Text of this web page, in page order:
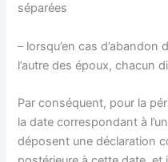
séparées
– lorsqu’en cas d’abandon
l’autre des époux, chacun
Par conséquent, pour la
la date correspondant à
déposent une déclaration